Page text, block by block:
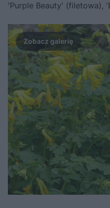
'Purple Beauty' (filetowa),